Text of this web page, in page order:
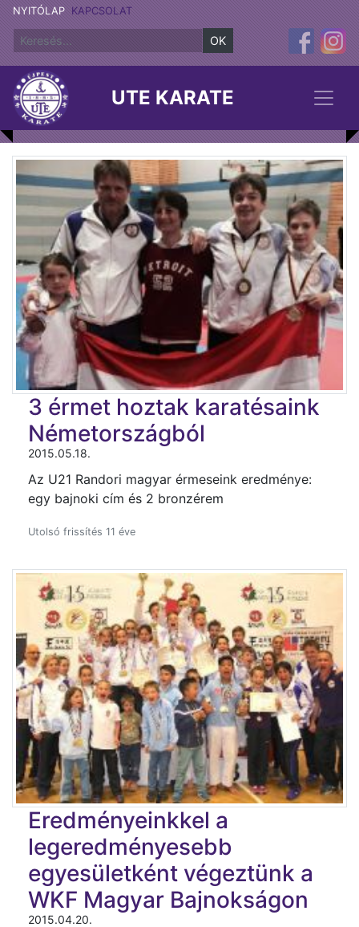
NYITÓLAP KAPCSOLAT
OK
UTE KARATE
3 érmet hoztak karatésaink
Németországból
2015.05.18.
Az U21 Randori magyar érmeseink eredménye:
egy bajnoki cím és 2 bronzérem
Utolsó frissítés 11 éve
Eredményeinkkel a
legeredményesebb
egyesületként végeztünk a
WKF Magyar Bajnokságon
2015.04.20.